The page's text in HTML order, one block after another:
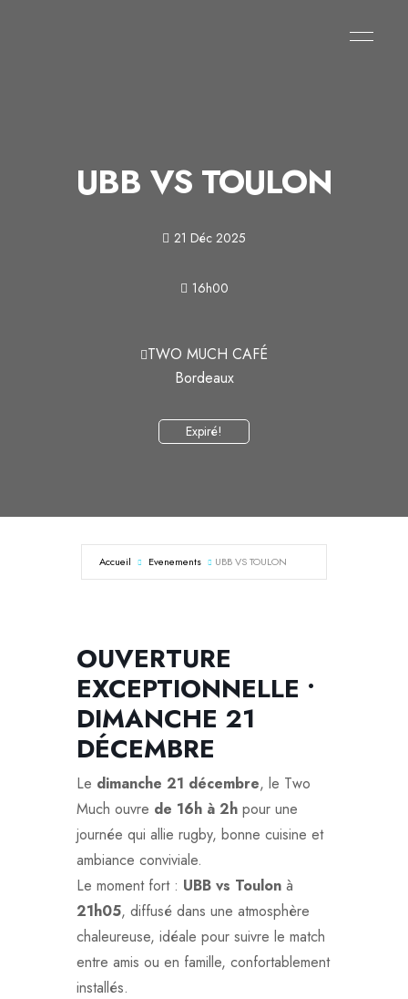
UBB VS TOULON
21 Déc 2025
Expiré!
16h00
TWO MUCH CAFÉ
Bordeaux
Accueil Evenements UBB VS TOULON
OUVERTURE
EXCEPTIONNELLE •
DIMANCHE 21
DÉCEMBRE
Le dimanche 21 décembre, le Two
Much ouvre de 16h à 2h pour une
journée qui allie rugby, bonne cuisine et
ambiance conviviale.
Le moment fort : UBB vs Toulon à
21h05, diffusé dans une atmosphère
chaleureuse, idéale pour suivre le match
entre amis ou en famille, confortablement
installés.